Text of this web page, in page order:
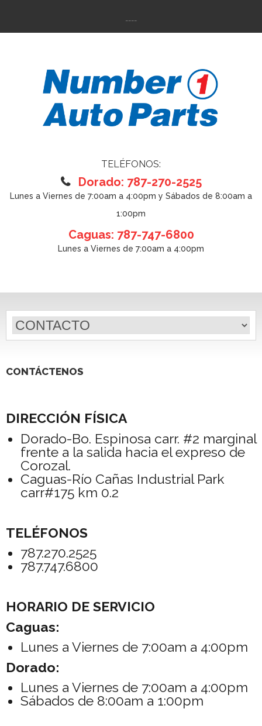
----
TELÉFONOS:
Dorado: 787-270-2525
Lunes a Viernes de 7:00am a 4:00pm y Sábados de 8:00am a
1:00pm
Caguas: 787-747-6800
Lunes a Viernes de 7:00am a 4:00pm
CONTÁCTENOS
DIRECCIÓN FÍSICA
Dorado-Bo. Espinosa carr. #2 marginal
frente a la salida hacia el expreso de
Corozal.
Caguas-Río Cañas Industrial Park
carr#175 km 0.2
TELÉFONOS
787.270.2525
787.747.6800
HORARIO DE SERVICIO
Caguas:
Lunes a Viernes de 7:00am a 4:00pm
Dorado:
Lunes a Viernes de 7:00am a 4:00pm
Sábados de 8:00am a 1:00pm